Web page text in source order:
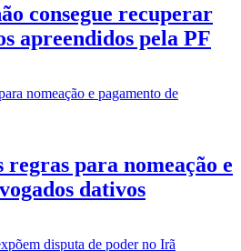
consegue recuperar
apreendidos pela PF
para nomeação e
dativos